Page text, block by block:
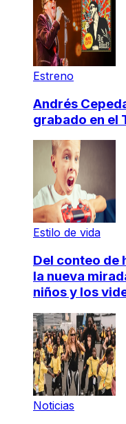
Estreno
Andrés
grabado en el
Estilo de vida
Del conteo de
la nueva
niños y los
Noticias